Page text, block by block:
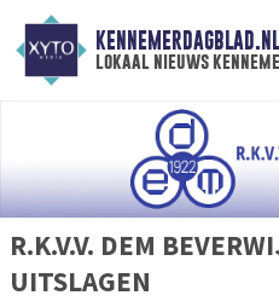
KENNEMERDAGBLAD.NL
lokaal nieuws
R.K.V.V. DEM
UITSLAGEN